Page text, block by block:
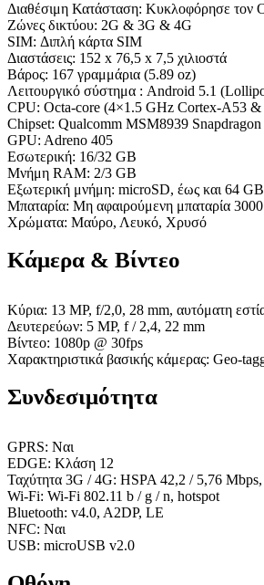
Διαθέσιμη Κατάσταση: Κυκλοφόρησε τον
Ζώνες δικτύου: 2G & 3G & 4G
SIM: Διπλή κάρτα SIM
Διαστάσεις: 152 x 76,5 x 7,5 χιλιοστά
Βάρος: 167 γραμμάρια (5.89 oz)
Λειτουργικό σύστημα : Android 5.1
CPU: Octa-core (4×1.5 GHz Cortex-A53
Chipset: Qualcomm MSM8939
GPU: Adreno 405
Εσωτερική: 16/32 GB
Μνήμη RAM: 2/3 GB
Εξωτερική μνήμη: microSD, έως και 64 GB
Μπαταρία: Μη αφαιρούμενη μπαταρία
Χρώματα: Μαύρο, Λευκό, Χρυσό
Κάμερα & Βίντεο
Κύρια: 13 MP, f/2,0, 28 mm, αυτόματη
Δευτερεύων: 5 MP, f / 2,4, 22 mm
Βίντεο: 1080p @ 30fps
Χαρακτηριστικά βασικής κάμερας: Geo-
Συνδεσιμότητα
GPRS: Ναι
EDGE: Κλάση 12
Ταχύτητα 3G / 4G: HSPA 42,2 / 5,76
Wi-Fi: Wi-Fi 802.11 b / g / n, hotspot
Bluetooth: v4.0, A2DP, LE
NFC: Ναι
USB: microUSB v2.0